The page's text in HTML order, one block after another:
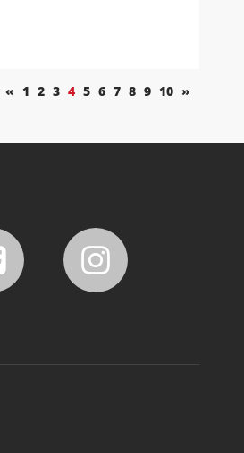
« 1 2 3 4 5 6 7 8 9 10 »